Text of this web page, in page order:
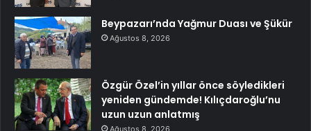
Beypazarı’nda Yağmur Duası ve Şükür
Ağustos 8, 2026
Özgür Özel’in yıllar önce söyledikleri
yeniden gündemde! Kılıçdaroğlu’nu
uzun uzun anlatmış
Ağustos 8, 2026